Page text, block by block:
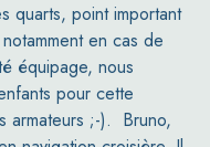
quarts, point important
en cas de
équipage, nous
pour cette
armateurs ;-). Bruno,